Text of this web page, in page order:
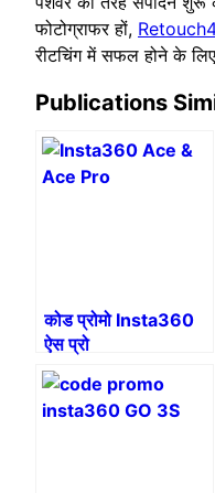
फोटोग्राफर हों,
रीटचिंग में सफल होने के
Publications
कोड प्रोमो Insta360
ऐस प्रो